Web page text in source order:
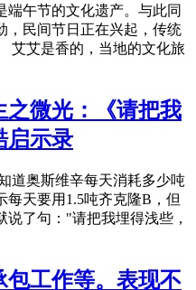
午节的文化遗产。与此同
，民间节日正在兴起，传统
艾艾是香的，当地的文化旅
之微光：《请把我
启示录
道奥斯维辛每天消耗多少吨
每天要用1.5吨齐克隆B，但
了句："请把我埋得浅些，
包工作等。表现不